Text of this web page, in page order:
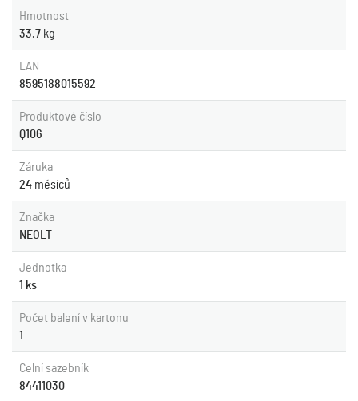
Hmotnost
33.7 kg
EAN
8595188015592
Produktové číslo
Q106
Záruka
24 měsíců
Značka
NEOLT
Jednotka
1 ks
Počet balení v kartonu
1
Celní sazebník
84411030